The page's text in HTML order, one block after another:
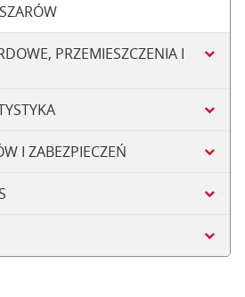
PRZEMIESZCZENIA I
I ZABEZPIECZEŃ